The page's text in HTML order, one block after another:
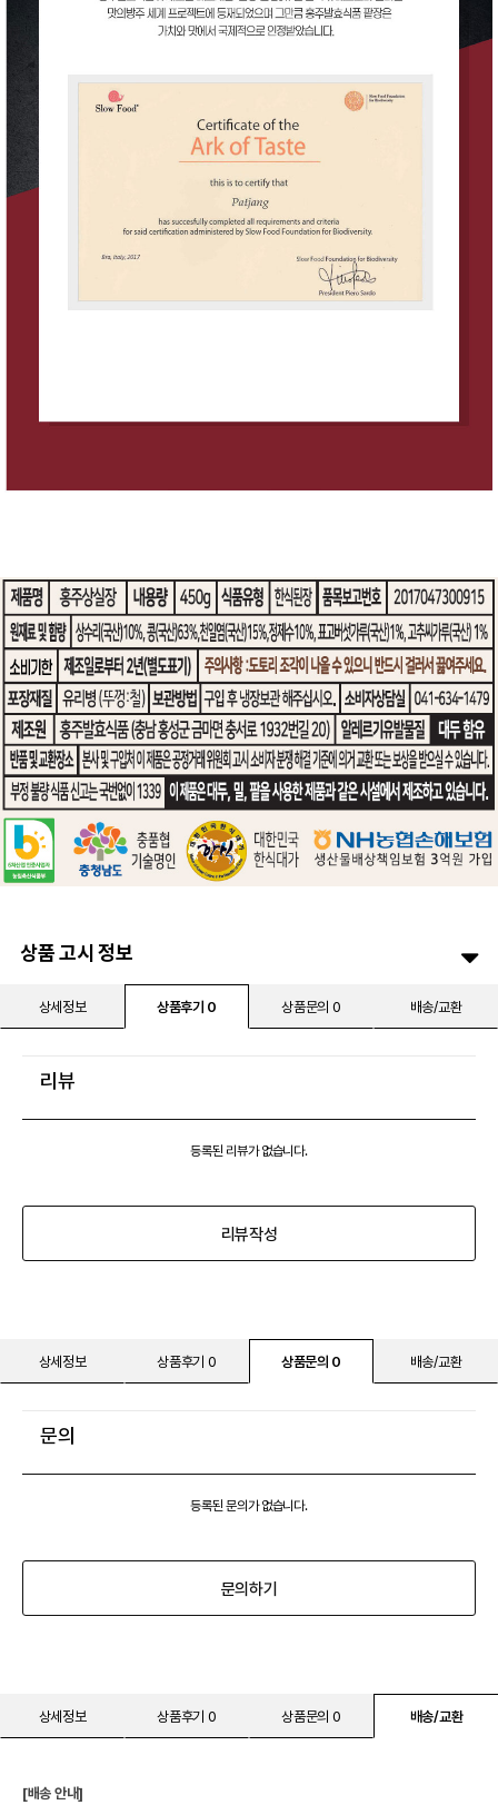
상품 고시 정보
상세정보 상품후기 0 상품문의 0 배송/교환
리뷰
등록된 리뷰가 없습니다.
리뷰작성
상세정보 상품후기 0 상품문의 0 배송/교환
문의
등록된 문의가 없습니다.
문의하기
상세정보 상품후기 0 상품문의 0 배송/교환
[배송 안내]